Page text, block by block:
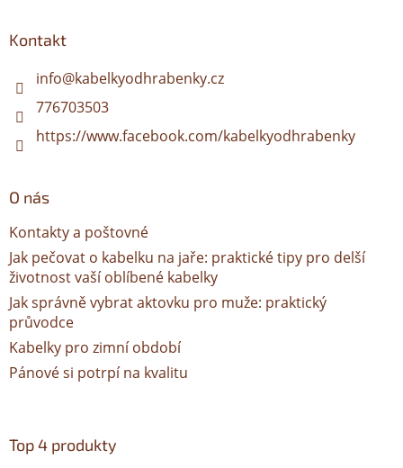
Kontakt
info@kabelkyodhrabenky.cz
776703503
https://www.facebook.com/kabelkyodhrabenky
O nás
Kontakty a poštovné
Jak pečovat o kabelku na jaře: praktické tipy pro delší
životnost vaší oblíbené kabelky
Jak správně vybrat aktovku pro muže: praktický
průvodce
Kabelky pro zimní období
Pánové si potrpí na kvalitu
Top 4 produkty